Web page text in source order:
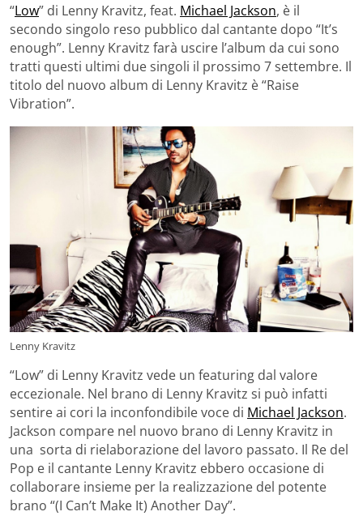
“Low” di Lenny Kravitz, feat. Michael Jackson, è il
secondo singolo reso pubblico dal cantante dopo “It’s
enough”. Lenny Kravitz farà uscire l’album da cui sono
tratti questi ultimi due singoli il prossimo 7 settembre. Il
titolo del nuovo album di Lenny Kravitz è “Raise
Vibration”.
Lenny Kravitz
“Low” di Lenny Kravitz vede un featuring dal valore
eccezionale. Nel brano di Lenny Kravitz si può infatti
sentire ai cori la inconfondibile voce di Michael Jackson.
Jackson compare nel nuovo brano di Lenny Kravitz in
una sorta di rielaborazione del lavoro passato. Il Re del
Pop e il cantante Lenny Kravitz ebbero occasione di
collaborare insieme per la realizzazione del potente
brano “(I Can’t Make It) Another Day”.